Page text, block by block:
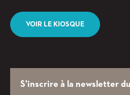
VOIR LE KIOSQUE
S'inscrire à la newsletter